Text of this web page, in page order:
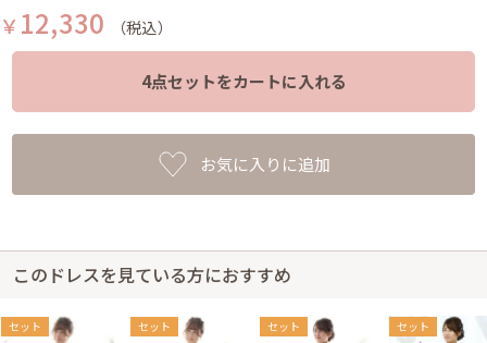
￥ 12,330 （税込）
4点セットをカートに入れる
お気に入りに追加
このドレスを見ている方におすすめ
セット セット セット セット